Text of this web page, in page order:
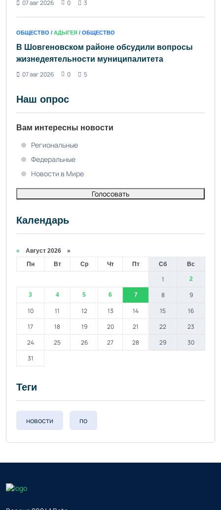
07 авг 2026
0 3
ОБЩЕСТВО / АДЫГЕЯ / ОБЩЕСТВО
В Шовгеновском районе обсудили вопросы
жизнедеятельности муниципалитета
07 авг 2026
0 5
Наш опрос
Вам интересны новости
Региональные
Федеральные
Новости в Мире
Голосовать
Календарь
« Август 2026 »
Пн
Вт Ср Чт Пт Сб Вс
1 2
3 4 5 6 7 8
9
10
11 12 13 14 15
16
17
18 19 20 21 22
23
24
25 26 27 28 29
30
31
Теги
новости по